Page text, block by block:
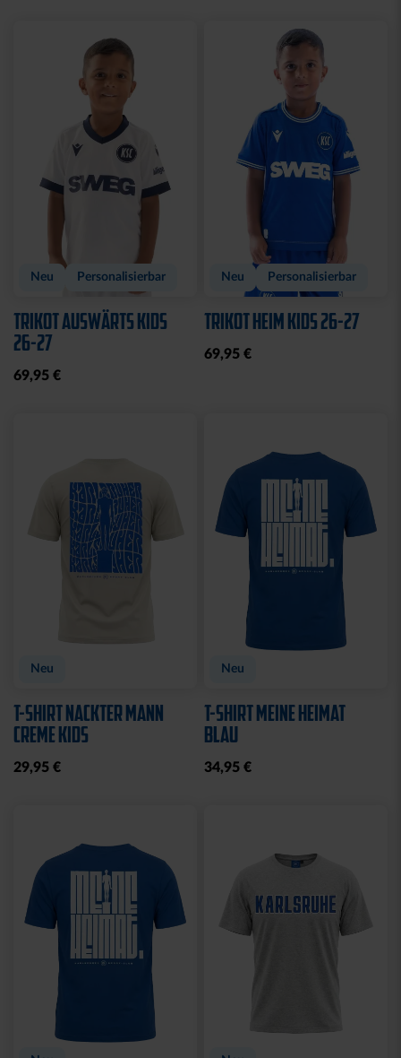
Neu Personalisierbar
TRIKOT AUSWÄRTS KIDS
26-27
69,95 €
Neu Personalisierbar
TRIKOT HEIM KIDS 26-27
69,95 €
Neu
T-SHIRT NACKTER MANN
CREME KIDS
29,95 €
Neu
T-SHIRT MEINE HEIMAT
BLAU
34,95 €